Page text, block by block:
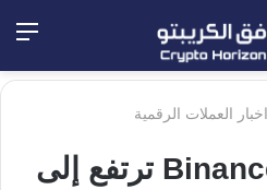
اخبار العملات الرقمية
عملة Binance – BNB ترتفع إلى